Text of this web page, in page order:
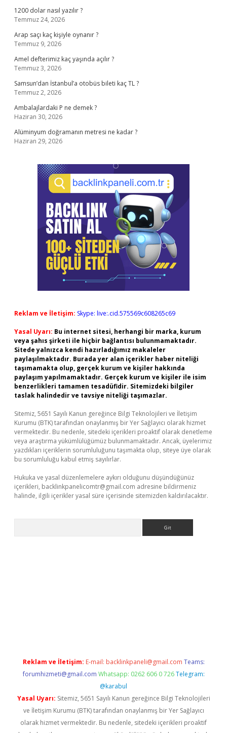
1200 dolar nasıl yazılır ?
Temmuz 24, 2026
Arap saçı kaç kişiyle oynanır ?
Temmuz 9, 2026
Amel defterimiz kaç yaşında açılır ?
Temmuz 3, 2026
Samsun’dan İstanbul’a otobüs bileti kaç TL ?
Temmuz 2, 2026
Ambalajlardaki P ne demek ?
Haziran 30, 2026
Alüminyum doğramanın metresi ne kadar ?
Haziran 29, 2026
Reklam ve İletişim: Skype: live:.cid.575569c608265c69
Yasal Uyarı: Bu internet sitesi, herhangi bir marka, kurum
veya şahıs şirketi ile hiçbir bağlantısı bulunmamaktadır.
Sitede yalnızca kendi hazırladığımız makaleler
paylaşılmaktadır. Burada yer alan içerikler haber niteliği
taşımamakta olup, gerçek kurum ve kişiler hakkında
paylaşım yapılmamaktadır. Gerçek kurum ve kişiler ile isim
benzerlikleri tamamen tesadüfidir. Sitemizdeki bilgiler
taslak halindedir ve tavsiye niteliği taşımazlar.
Sitemiz, 5651 Sayılı Kanun gereğince Bilgi Teknolojileri ve İletişim
Kurumu (BTK) tarafından onaylanmış bir Yer Sağlayıcı olarak hizmet
vermektedir. Bu nedenle, sitedeki içerikleri proaktif olarak denetleme
veya araştırma yükümlülüğümüz bulunmamaktadır. Ancak, üyelerimiz
yazdıkları içeriklerin sorumluluğunu taşımakta olup, siteye üye olarak
bu sorumluluğu kabul etmiş sayılırlar.
Hukuka ve yasal düzenlemelere aykırı olduğunu düşündüğünüz
içerikleri, backlinkpanelicomtr@gmail.com adresine bildirmeniz
halinde, ilgili içerikler yasal süre içerisinde sitemizden kaldırılacaktır.
Reklam ve İletişim: E-mail: backlinkpaneli@gmail.com Teams:
forumhizmeti@gmail.com Whatsapp: 0262 606 0 726 Telegram:
@karabul
Yasal Uyarı: Sitemiz, 5651 Sayılı Kanun gereğince Bilgi Teknolojileri
ve İletişim Kurumu (BTK) tarafından onaylanmış bir Yer Sağlayıcı
olarak hizmet vermektedir. Bu nedenle, sitedeki içerikleri proaktif